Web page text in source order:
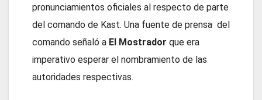
pronunciamientos oficiales al respecto de parte
del comando de Kast. Una fuente de prensa del
comando señaló a El Mostrador que era
imperativo esperar el nombramiento de las
autoridades respectivas.